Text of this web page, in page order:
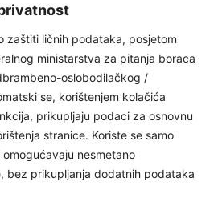
zaštiti ličnih podataka, posjetom
ministarstva za pitanja boraca
oslobodilačkog /
se, korištenjem kolačića
prikupljaju podaci za osnovnu
stranice. Koriste se samo
nesmetano
bez prikupljanja dodatnih podataka
i Hercegovine
i invalidsko osiguranje